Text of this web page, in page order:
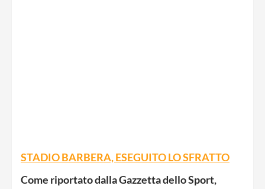
STADIO BARBERA, ESEGUITO LO SFRATTO
Come riportato dalla Gazzetta dello Sport,